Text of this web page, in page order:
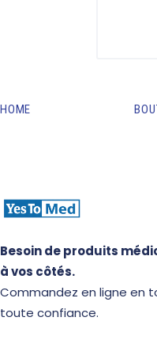
HOME
Besoin de produits
à vos côtés.
Commandez en ligne en
toute confiance.